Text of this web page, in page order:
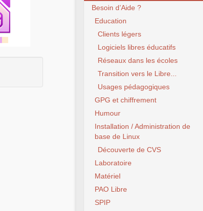
Besoin d’Aide ?
Education
Clients légers
Logiciels libres éducatifs
Réseaux dans les écoles
Transition vers le Libre...
Usages pédagogiques
GPG et chiffrement
Humour
Installation / Administration de
base de Linux
Découverte de CVS
Laboratoire
Matériel
PAO Libre
SPIP